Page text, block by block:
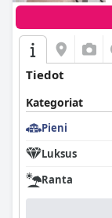
Tiedot
Kategoriat
Pieni
Luksus
Ranta